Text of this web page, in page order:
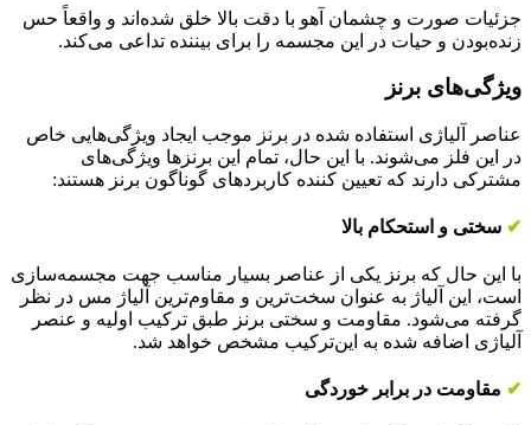
جزئیات صورت و چشمان آهو با دقت بالا خلق شده‌اند و واقعاً حس
زنده‌بودن و حیات در این مجسمه را برای بیننده تداعی می‌کند.
ویژگی‌‌های برنز
عناصر آلیاژی استفاده شده در برنز موجب ایجاد ویژگی‌‌هایی خاص
در این فلز می‌شوند. با این‌ حال، تمام این برنز‌ها ویژگی‌های
مشترکی دارند که تعیین ‌کننده کاربرد‌های گوناگون برنز هستند:
✔ سختی و استحکام بالا
با این حال که برنز یکی از عناصر بسیار مناسب جهت مجسمه­‌سازی
است، این آلیاژ به ‌عنوان سخت­‌ترین و مقاوم‌ترین آلیاژ مس در نظر
گرفته می‌شود. مقاومت و سختی برنز طبق ‌ترکیب اولیه و عنصر
آلیاژی اضافه ‌شده به این‌ترکیب مشخص خواهد شد.
✔ مقاومت در برابر خوردگی